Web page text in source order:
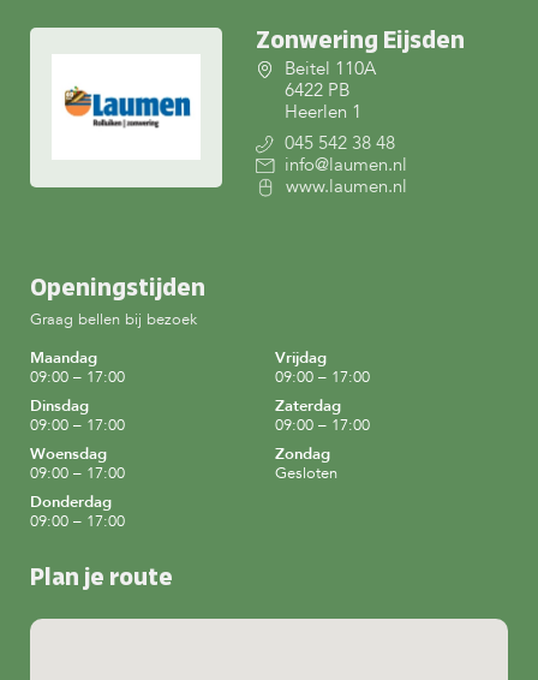
Zonwering Eijsden
Beitel 110A
6422 PB
Heerlen 1
045 542 38 48
info@laumen.nl
www.laumen.nl
Openingstijden
Graag bellen bij bezoek
Maandag
09:00 – 17:00
Vrijdag
09:00 – 17:00
Dinsdag
09:00 – 17:00
Zaterdag
09:00 – 17:00
Woensdag
09:00 – 17:00
Zondag
Gesloten
Donderdag
09:00 – 17:00
Plan je route